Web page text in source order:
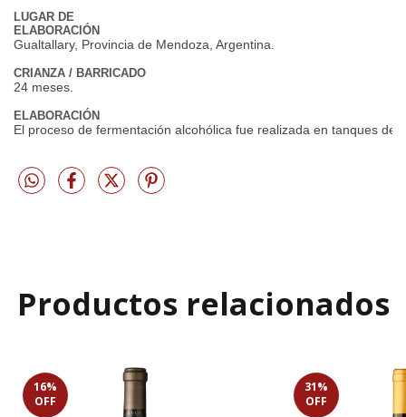
LUGAR DE
ELABORACIÓN
Gualtallary, Provincia de Mendoza, Argentina.
CRIANZA / BARRICADO
24 meses.
ELABORACIÓN
El proceso de fermentación alcohólica fue realizada en tanques
Productos relacionados
16%
OFF
31%
OFF